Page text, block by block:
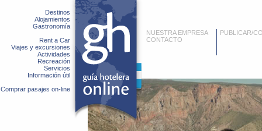
Destinos
Alojamientos
Gastronomía
Rent a Car
Viajes y excursiones
Actividades
Recreación
Servicios
Información útil
Comprar pasajes on-line
NUESTRA EMPRESA
CONTACTO
PUBLICAR/